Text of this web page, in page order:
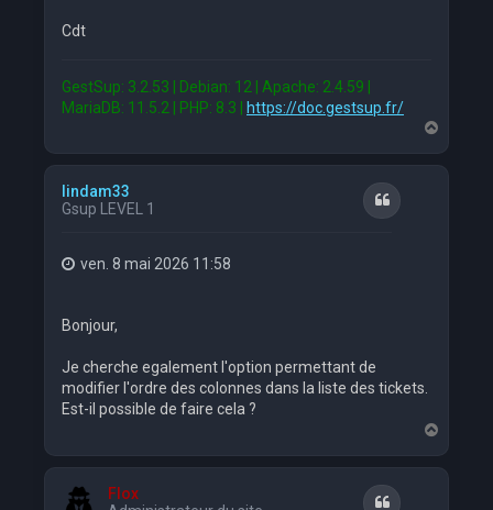
Cdt
GestSup: 3.2.53 | Debian: 12 | Apache: 2.4.59 |
MariaDB: 11.5.2 | PHP: 8.3 |
https://doc.gestsup.fr/
a
u
lindam33
Gsup LEVEL 1
Citation
ven. 8 mai 2026 11:58
Bonjour,
Je cherche egalement l'option permettant de
modifier l'ordre des colonnes dans la liste des tickets.
Est-il possible de faire cela ?
a
Flox
Citation